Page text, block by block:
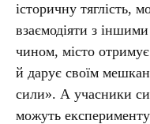
історичну тяглість,
взаємодіяти з
чином, місто
й дарує своїм
сили». А учасники
можуть